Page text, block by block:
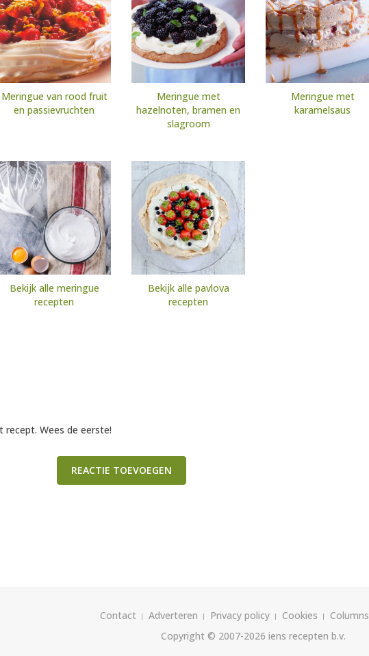
Meringue van rood fruit
en passievruchten
Meringue met
hazelnoten, bramen en
slagroom
Meringue met
karamelsaus
Bekijk alle meringue
recepten
Bekijk alle pavlova
recepten
Wees de eerste!
REACTIE TOEVOEGEN
Contact Adverteren Privacy policy Cookies Columns
Copyright © 2007-2026 iens recepten b.v.